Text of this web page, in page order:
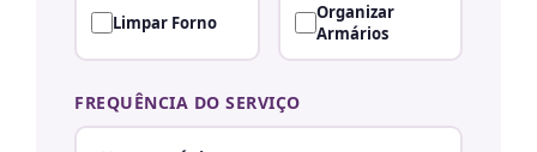
Limpar Forno
Organizar
Armários
FREQUÊNCIA DO SERVIÇO